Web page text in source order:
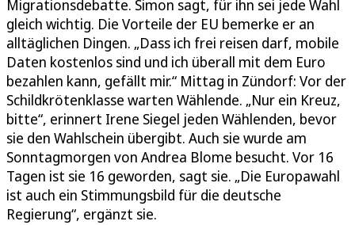
Migrationsdebatte. Simon sagt, für ihn sei jede Wahl
gleich wichtig. Die Vorteile der EU bemerke er an
alltäglichen Dingen. „Dass ich frei reisen darf, mobile
Daten kostenlos sind und ich überall mit dem Euro
bezahlen kann, gefällt mir.“ Mittag in Zündorf: Vor der
Schildkrötenklasse warten Wählende. „Nur ein Kreuz,
bitte“, erinnert Irene Siegel jeden Wählenden, bevor
sie den Wahlschein übergibt. Auch sie wurde am
Sonntagmorgen von Andrea Blome besucht. Vor 16
Tagen ist sie 16 geworden, sagt sie. „Die Europawahl
ist auch ein Stimmungsbild für die deutsche
Regierung“, ergänzt sie.